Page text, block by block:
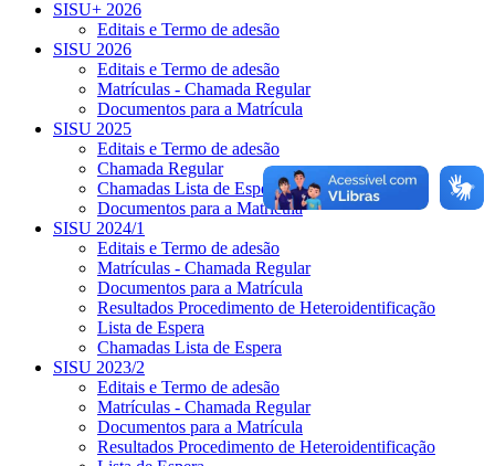
SISU+ 2026
Editais e Termo de adesão
SISU 2026
Editais e Termo de adesão
Matrículas - Chamada Regular
Documentos para a Matrícula
SISU 2025
Editais e Termo de adesão
Chamada Regular
Chamadas Lista de Espera
Documentos para a Matrícula
SISU 2024/1
Editais e Termo de adesão
Matrículas - Chamada Regular
Documentos para a Matrícula
Resultados Procedimento de Heteroidentificação
Lista de Espera
Chamadas Lista de Espera
SISU 2023/2
Editais e Termo de adesão
Matrículas - Chamada Regular
Documentos para a Matrícula
Resultados Procedimento de Heteroidentificação